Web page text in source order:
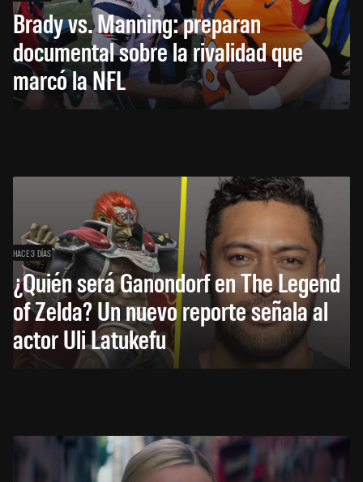
Brady vs. Manning: preparan
documental sobre la rivalidad que
marcó la NFL
HACE 3 DÍAS
¿Quién será Ganondorf en The Legend
of Zelda? Un nuevo reporte señala al
actor Uli Latukefu